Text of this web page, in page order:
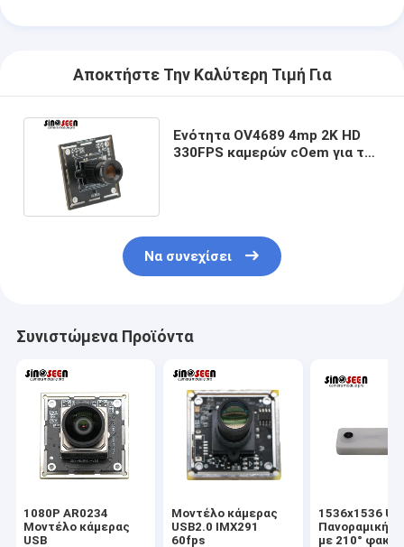
Αποκτήστε Την Καλύτερη Τιμή Για
Ενότητα OV4689 4mp 2K HD
330FPS καμερών cOem για την
Να συνεχίσει
Συνιστώμενα Προϊόντα
1080P AR0234
Μοντέλο κάμερας
USB
Μοντέλο κάμερας
USB2.0 IMX291
60fps
1536x1536
Πανοραμική
με 210° φακό